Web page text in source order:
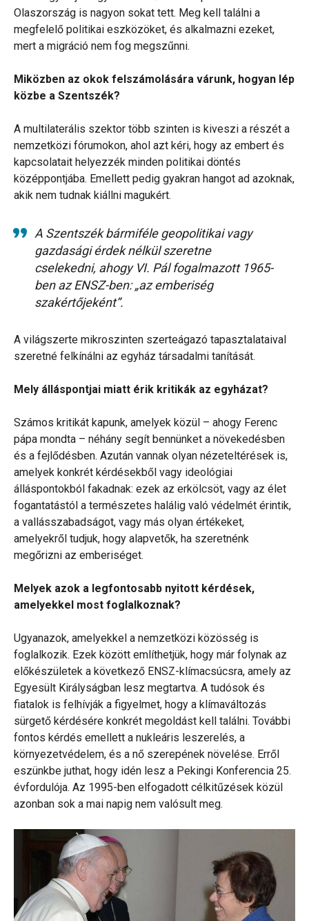
Olaszország is nagyon sokat tett. Meg kell találni a
megfelelő politikai eszközöket, és alkalmazni ezeket,
mert a migráció nem fog megszűnni.
Miközben az okok felszámolására várunk, hogyan lép
közbe a Szentszék?
A multilaterális szektor több szinten is kiveszi a részét a
nemzetközi fórumokon, ahol azt kéri, hogy az embert és
kapcsolatait helyezzék minden politikai döntés
középpontjába. Emellett pedig gyakran hangot ad azoknak,
akik nem tudnak kiállni magukért.
A Szentszék bármiféle geopolitikai vagy
gazdasági érdek nélkül szeretne
cselekedni, ahogy VI. Pál fogalmazott 1965-
ben az ENSZ-ben: „az emberiség
szakértőjeként”.
A világszerte mikroszinten szerteágazó tapasztalataival
szeretné felkínálni az egyház társadalmi tanítását.
Mely álláspontjai miatt érik kritikák az egyházat?
Számos kritikát kapunk, amelyek közül – ahogy Ferenc
pápa mondta – néhány segít bennünket a növekedésben
és a fejlődésben. Azután vannak olyan nézeteltérések is,
amelyek konkrét kérdésekből vagy ideológiai
álláspontokból fakadnak: ezek az erkölcsöt, vagy az élet
fogantatástól a természetes halálig való védelmét érintik,
a vallásszabadságot, vagy más olyan értékeket,
amelyekről tudjuk, hogy alapvetők, ha szeretnénk
megőrizni az emberiséget.
Melyek azok a legfontosabb nyitott kérdések,
amelyekkel most foglalkoznak?
Ugyanazok, amelyekkel a nemzetközi közösség is
foglalkozik. Ezek között említhetjük, hogy már folynak az
előkészületek a következő ENSZ-klímacsúcsra, amely az
Egyesült Királyságban lesz megtartva. A tudósok és
fiatalok is felhívják a figyelmet, hogy a klímaváltozás
sürgető kérdésére konkrét megoldást kell találni. További
fontos kérdés emellett a nukleáris leszerelés, a
környezetvédelem, és a nő szerepének növelése. Erről
eszünkbe juthat, hogy idén lesz a Pekingi Konferencia 25.
évfordulója. Az 1995-ben elfogadott célkitűzések közül
azonban sok a mai napig nem valósult meg.